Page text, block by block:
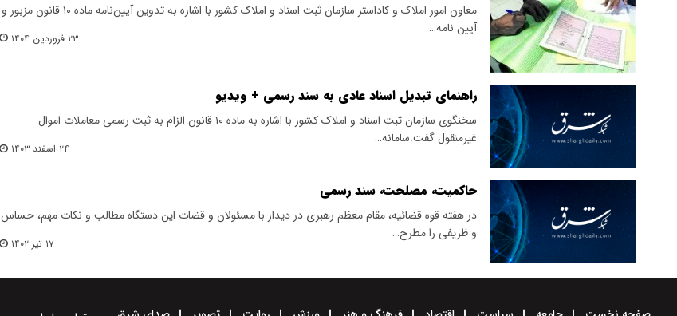
معاون امور املاک و کاداستر سازمان ثبت اسناد و املاک کشور با اشاره به تدوین آیین‌نامه ماده ۱۰ قانون مزبور و
آیین نامه…
۲۳ فروردین ۱۴۰۴
راهنمای تبدیل اسناد عادی به سند رسمی + ویدیو
سخنگوی سازمان ثبت اسناد و املاک کشور با اشاره به ماده ۱۰ قانون الزام به ثبت رسمی معاملات اموال
غیرمنقول گفت:سامانه…
۲۴ اسفند ۱۴۰۳
حاکمیت، مصلحت، سند رسمی
در هفته قوه قضائیه، مقام معظم رهبری در دیدار با مسئولان و قضات این دستگاه مطالب و نکات مهم، حساس
و ظریفی را مطرح…
۱۷ تیر ۱۴۰۲